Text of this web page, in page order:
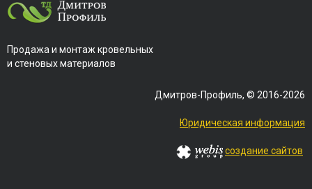
Продажа и монтаж кровельных
и стеновых материалов
Дмитров-Профиль, © 2016-2026
Юридическая информация
создание сайтов